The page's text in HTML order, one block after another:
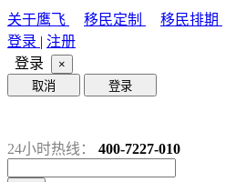
关于鹰飞 移民定制 移民排期
登录 | 注册
登录
×
取消
登录
24小时热线： 400-7227-010